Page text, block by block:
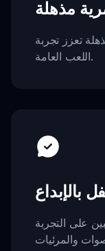
مذهلة
تعزز تجربة
اللعب العامة.
بالإبداع
على التجربة